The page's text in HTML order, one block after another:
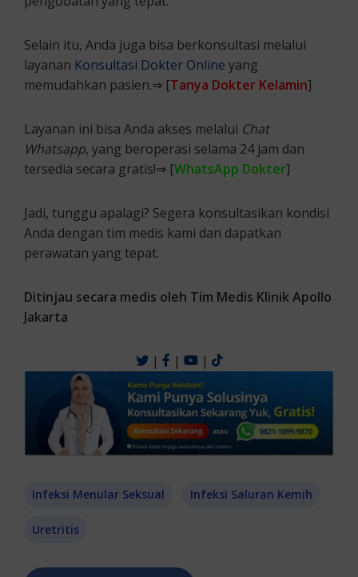
Selain itu, Anda juga bisa berkonsultasi melalui
layanan Konsultasi Dokter Online yang
memudahkan pasien.⇒ [Tanya Dokter Kelamin]
Layanan ini bisa Anda akses melalui Chat
Whatsapp, yang beroperasi selama 24 jam dan
tersedia secara gratis!⇒ [WhatsApp Dokter]
Jadi, tunggu apalagi? Segera konsultasikan kondisi
Anda dengan tim medis kami dan dapatkan
perawatan yang tepat.
Ditinjau secara medis oleh Tim Medis Klinik Apollo
Jakarta
| | |
Infeksi Menular Seksual Infeksi Saluran Kemih
Uretritis